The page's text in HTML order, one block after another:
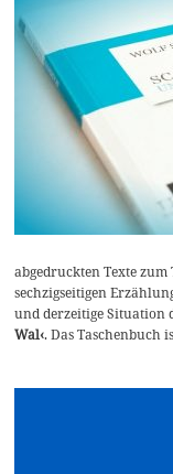
abgedruckten Texte
sechzigseitigen
und derzeitige Situation
Wal‹. Das